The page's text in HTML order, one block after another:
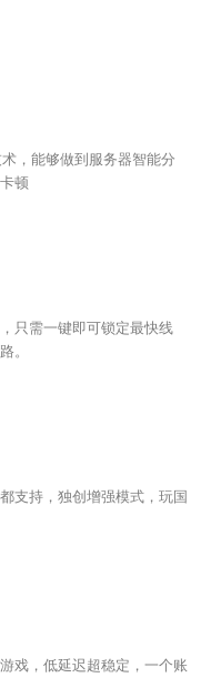
，能够做到服务器智能分
顿
只需一键即可锁定最快线
。
支持，独创增强模式，玩国
戏，低延迟超稳定，一个账